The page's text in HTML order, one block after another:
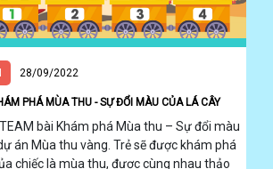
28/09/2022
PHÁ MÙA THU - SỰ ĐỔI MÀU CỦA LÁ CÂY
bài Khám phá Mùa thu – Sự đổi màu
án Mùa thu vàng. Trẻ sẽ được khám phá
chiếc là mùa thu, được cùng nhau thảo